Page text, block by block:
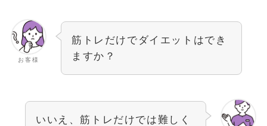
お客様
筋トレだけでダイエットはでき
ますか？
いいえ、筋トレだけでは難しく